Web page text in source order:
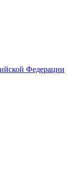
Федерации